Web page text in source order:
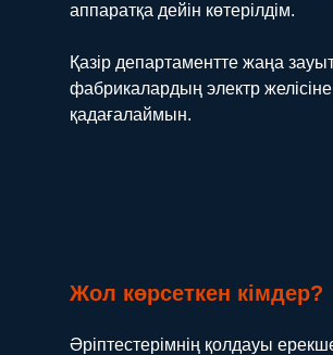
аппаратқа дейін көтерілдім.
Қазір департаментте жаңа
фабрикалардың электр
қадағалаймын.
Әріптестерімнің қолдауы
Жол көрсеткен кімдер?